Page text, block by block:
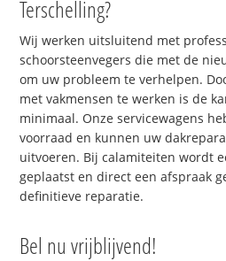
Terschelling?
Wij werken uitsluitend met
schoorsteenvegers die met de
om uw probleem te verhelpen.
met vakmensen te werken is de
minimaal. Onze servicewagens
voorraad en kunnen uw
uitvoeren. Bij calamiteiten wordt
geplaatst en direct een afspraak
definitieve reparatie.
Bel nu vrijblijvend!